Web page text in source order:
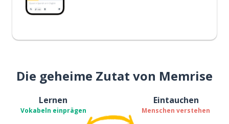
Die geheime Zutat von Memrise
Lernen
Vokabeln einprägen
Eintauchen
Menschen verstehen